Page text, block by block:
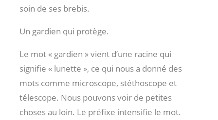
soin de ses brebis.
Un gardien qui protège.
Le mot « gardien » vient d’une racine qui
signifie « lunette », ce qui nous a donné des
mots comme microscope, stéthoscope et
télescope. Nous pouvons voir de petites
choses au loin. Le préfixe intensifie le mot.